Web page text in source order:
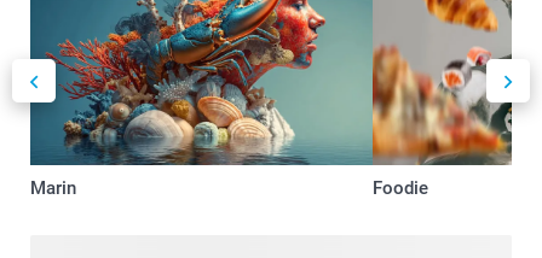
Marin Foodie